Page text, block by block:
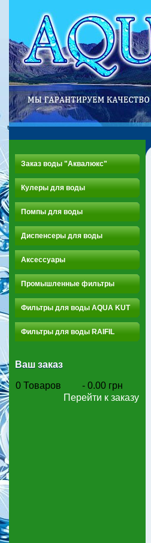
Заказ воды "Аквалюкс"
Кулеры для воды
Помпы для воды
Диспенсеры для воды
Аксессуары
Промышленные фильтры
Фильтры для воды AQUA KUT
Фильтры для воды RAIFIL
Ваш заказ
0 Товаров - 0.00 грн
Перейти к заказу